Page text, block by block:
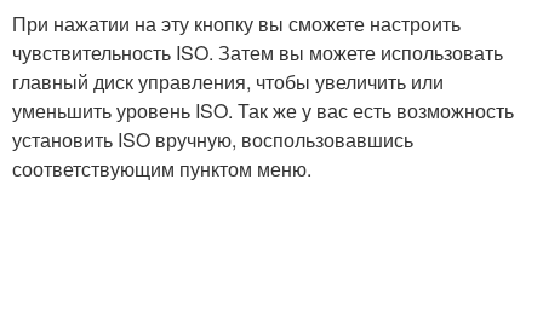
При нажатии на эту кнопку вы сможете настроить
чувствительность ISO. Затем вы можете использовать
главный диск управления, чтобы увеличить или
уменьшить уровень ISO. Так же у вас есть возможность
установить ISO вручную, воспользовавшись
соответствующим пунктом меню.